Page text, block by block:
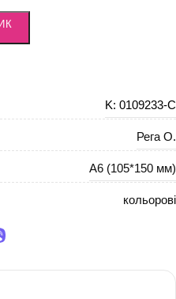
K: 0109233-С
Рега О.
А6 (105*150 мм)
кольорові